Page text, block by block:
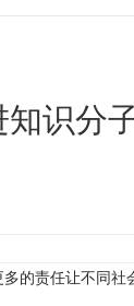
识分
的责任让不同